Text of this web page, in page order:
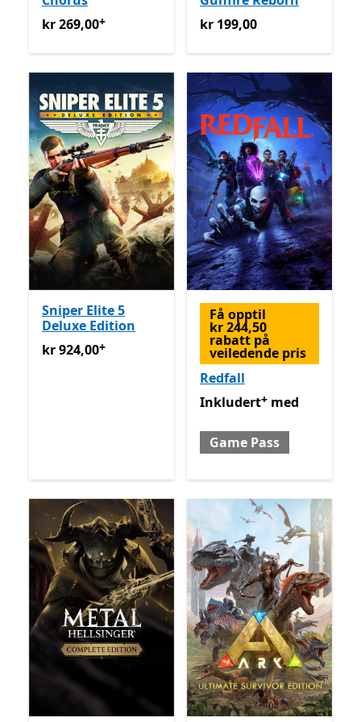
kr 269,00Tilbyr kjøp i appen
kr 269,00+
kr 199,00
kr 199,00
Sniper Elite 5
Deluxe Edition
kr 924,00Tilbyr kjøp i appen
kr 924,00+
Få opptil
kr 244,50
rabatt på
veiledende pris
Redfall
Inkludert med Game Pass
Inkludert+ med
Game Pass